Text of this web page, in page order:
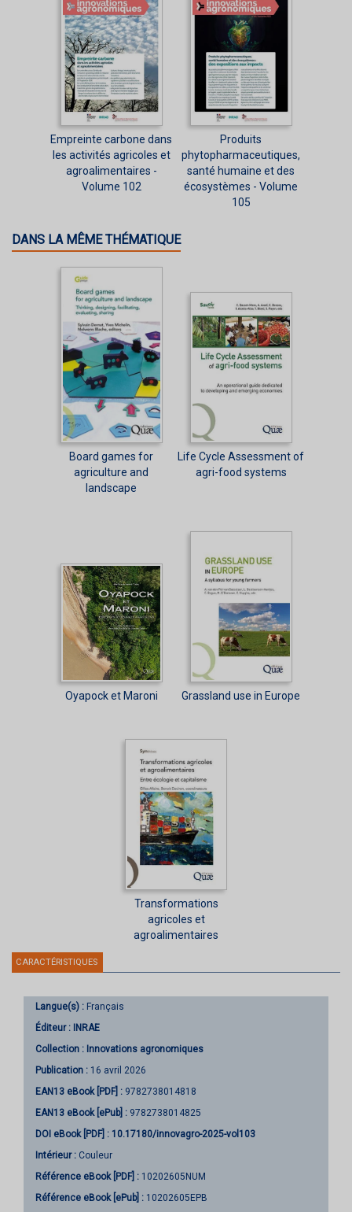
Empreinte carbone dans
les activités agricoles et
agroalimentaires -
Volume 102
Produits
phytopharmaceutiques,
santé humaine et des
écosystèmes - Volume
105
DANS LA MÊME THÉMATIQUE
Board games for
agriculture and
landscape
Life Cycle Assessment of
agri-food systems
Oyapock et Maroni Grassland use in Europe
Transformations
agricoles et
agroalimentaires
CARACTÉRISTIQUES
Langue(s) : Français
Éditeur : INRAE
Collection : Innovations agronomiques
Publication : 16 avril 2026
EAN13 eBook [PDF] : 9782738014818
EAN13 eBook [ePub] : 9782738014825
DOI eBook [PDF] : 10.17180/innovagro-2025-vol103
Intérieur : Couleur
Référence eBook [PDF] : 10202605NUM
Référence eBook [ePub] : 10202605EPB